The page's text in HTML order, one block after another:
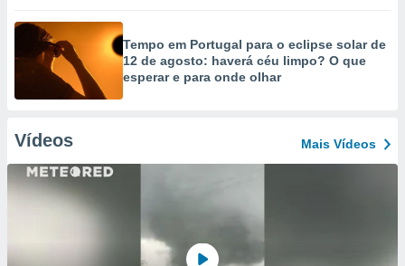
Tempo em Portugal para o eclipse solar de
12 de agosto: haverá céu limpo? O que
esperar e para onde olhar
Vídeos Mais Vídeos